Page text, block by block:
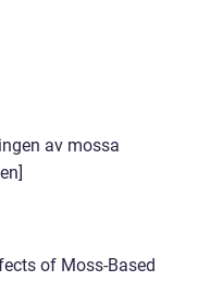
av mossa
of Moss-Based